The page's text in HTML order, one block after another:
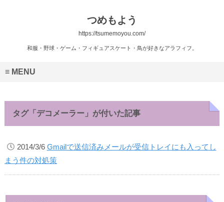
つめもよう
https://tsumemoyou.com/
和服・野球・ゲーム・フィギュアスケート・鳥が好きなアラフィフ。
MENU
タグ「デコメーラー」が付いた記事
2014/3/6 Gmailで送信済みメールが受信トレイにも入ってし
まう件の対処策